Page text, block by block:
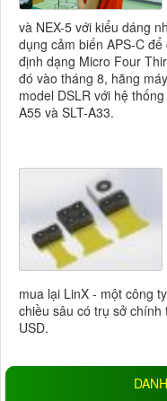
và NEX-5 với kiểu dáng
dụng cảm biến APS-C
định dạng Micro Four
đó vào tháng 8, hãng
model DSLR với hệ
A55 và SLT-A33.
mua lại LinX - một công
chiều sâu có trụ sở
USD.